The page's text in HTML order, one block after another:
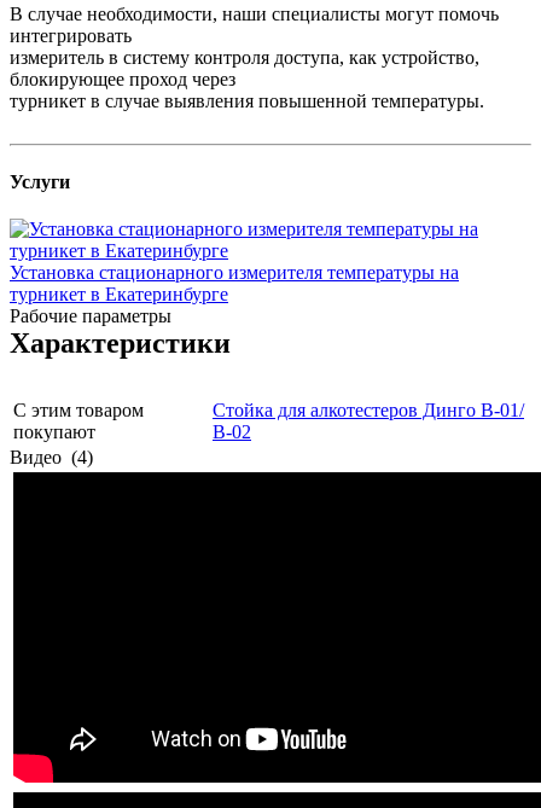
В случае необходимости, наши специалисты могут помочь
интегрировать
измеритель в систему контроля доступа, как устройство,
блокирующее проход через
турникет в случае выявления повышенной температуры.
Услуги
Установка стационарного измерителя температуры на
турникет в Екатеринбурге
Рабочие параметры
Характеристики
С этим товаром
покупают
Стойка для алкотестеров Динго В-01/
В-02
Видео (4)